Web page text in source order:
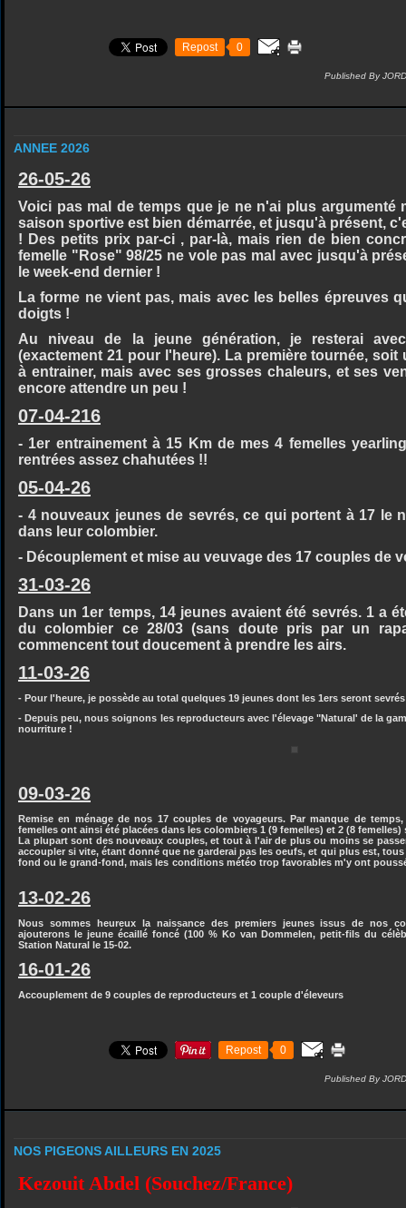
Repost 0
Published By
ANNEE 2026
26-05-26
Voici pas mal de temps que je ne n'ai plus argumenté
saison sportive est bien démarrée, et jusqu'à présent,
! Des petits prix par-ci , par-là, mais rien de bien
femelle "Rose" 98/25 ne vole pas mal avec jusqu'à
le week-end dernier !
La forme ne vient pas, mais avec les belles épreuves
doigts !
Au niveau de la jeune génération, je resterai
(exactement 21 pour l'heure). La première tournée,
à entrainer, mais avec ses grosses chaleurs, et ses
encore attendre un peu !
07-04-216
- 1er entrainement à 15 Km de mes 4 femelles
rentrées assez chahutées !!
05-04-26
- 4 nouveaux jeunes de sevrés, ce qui portent à 17 le
dans leur colombier.
- Découplement et mise au veuvage des 17 couples de
31-03-26
Dans un 1er temps, 14 jeunes avaient été sevrés. 1 a
du colombier ce 28/03 (sans doute pris par un
commencent tout doucement à prendre les airs.
11-03-26
- Pour l'heure, je possède au total quelques 19 jeunes dont les 1ers seront
- Depuis peu, nous soignons les reproducteurs avec l'élevage "Natural' de la
nourriture !
09-03-26
Remise en ménage de nos 17 couples de voyageurs. Par manque de
femelles ont ainsi été placées dans les colombiers 1 (9 femelles) et 2 (8
La plupart sont des nouveaux couples, et tout à l'air de plus ou moins se
accoupler si vite, étant donné que ne garderai pas les oeufs, et qui plus est,
fond ou le grand-fond, mais les conditions météo trop favorables m'y ont
13-02-26
Nous sommes heureux la naissance des premiers jeunes issus de nos
ajouterons le jeune écaillé foncé (100 % Ko van Dommelen, petit-fils du
Station Natural le 15-02.
16-01-26
Accouplement de 9 couples de reproducteurs et 1 couple d'éleveurs
Repost 0
Published By
NOS PIGEONS AILLEURS EN 2025
Kezouit Abdel (Souchez/France)